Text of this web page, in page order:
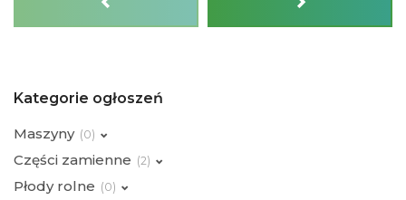
Kategorie ogłoszeń
Maszyny (0)
Części zamienne (2)
Płody rolne (0)